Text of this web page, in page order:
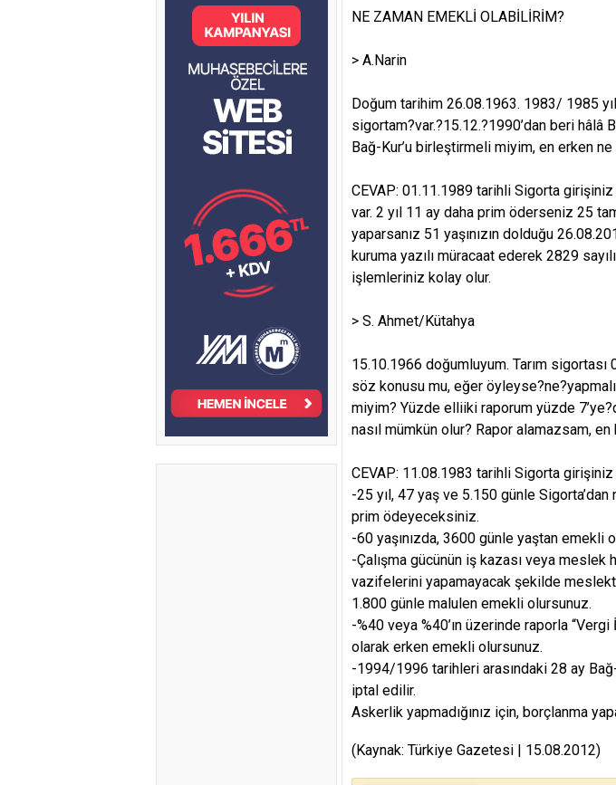
NE ZAMAN EMEKLİ OLABİLİRİM?
> A.Narin
Doğum tarihim 26.08.1963. 1983/ 1985
sigortam?var.?15.12.?1990’dan beri hâlâ
Bağ-Kur’u birleştirmeli miyim, en erken
CEVAP: 01.11.1989 tarihli Sigorta
var. 2 yıl 11 ay daha prim öderseniz 25
yaparsanız 51 yaşınızın dolduğu
kuruma yazılı müracaat ederek 2829
işlemleriniz kolay olur.
> S. Ahmet/Kütahya
15.10.1966 doğumluyum. Tarım sigortası
söz konusu mu, eğer
miyim? Yüzde elliiki raporum yüzde
nasıl mümkün olur? Rapor alamazsam,
CEVAP: 11.08.1983 tarihli Sigorta
-25 yıl, 47 yaş ve 5.150 günle
prim ödeyeceksiniz.
-60 yaşınızda, 3600 günle yaştan
-Çalışma gücünün iş kazası veya meslek
vazifelerini yapamayacak şekilde
1.800 günle malulen emekli olursunuz.
-%40 veya %40’ın üzerinde raporla
olarak erken emekli olursunuz.
-1994/1996 tarihleri arasındaki 28 ay
iptal edilir.
Askerlik yapmadığınız için, borçlanma
(Kaynak: Türkiye Gazetesi | 15.08.2012)